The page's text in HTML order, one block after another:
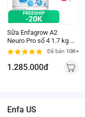
Sữa Enfagrow A2
Neuro Pro số 4 1.7 kg (3
- 6 tuổi)
Đã bán 10K+
1.285.000đ
Enfa US